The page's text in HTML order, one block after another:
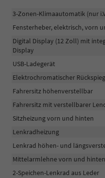
3-Zonen-Klimaautomatik (nur
Fensterheber, elektrisch, vorn
Digital Display (12 Zoll) mit
Display
USB-Ladegerät
Elektrochromatischer
Fahrersitz höhenverstellbar
Fahrersitz mit verstellbarer
Sitzheizung vorn und hinten
Lenkradheizung
Lenkrad höhen- und
Mittelarmlehne vorn und hinten
2-Speichen-Lenkrad aus Leder